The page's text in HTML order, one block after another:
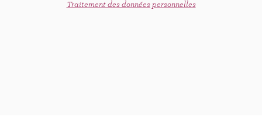
Traitement des données personnelles